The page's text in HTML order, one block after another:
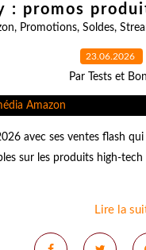
: promos
, Promotions, Soldes,
23.06.2026
Par Tests et
avec ses ventes flash
sur les produits high-
Lire la